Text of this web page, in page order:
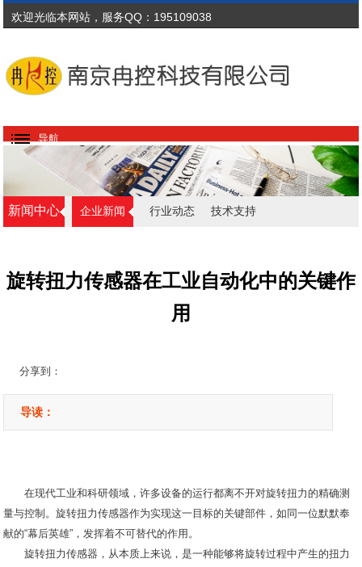
欢迎光临本网站，服务QQ：195109038
导航
新闻中心 企业新闻 行业动态 技术支持
旋转扭力传感器在工业自动化中的关键作
用
分享到：
导读：
在现代工业和科研领域，许多设备的运行都离不开对旋转扭力的精确测
量与控制。旋转扭力传感器作为实现这一目标的关键部件，如同一位默默奉
献的“幕后英雄”，发挥着不可替代的作用。
旋转扭力传感器，从本质上来说，是一种能够将旋转过程中产生的扭力